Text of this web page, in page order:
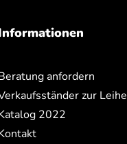
anfordern
zur Leihe
2022